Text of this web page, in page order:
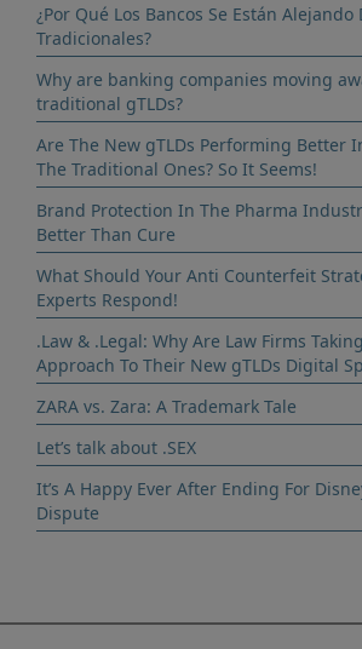
¿Por Qué Los Bancos Se Están Alejando
Tradicionales?
Why are banking companies moving
traditional gTLDs?
Are The New gTLDs Performing Better
The Traditional Ones? So It Seems!
Brand Protection In The Pharma
Better Than Cure
What Should Your Anti Counterfeit
Experts Respond!
.Law & .Legal: Why Are Law Firms
Approach To Their New gTLDs Digital
ZARA vs. Zara: A Trademark Tale
Let’s talk about .SEX
It’s A Happy Ever After Ending For
Dispute